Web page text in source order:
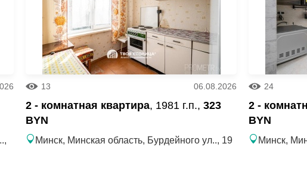
13 06.08.2026
2 - комнатная квартира, 1981 г.п., 323
BYN
Минск, Минская область, Бурдейного ул.., 19
24
2 -
BYN
Минск,